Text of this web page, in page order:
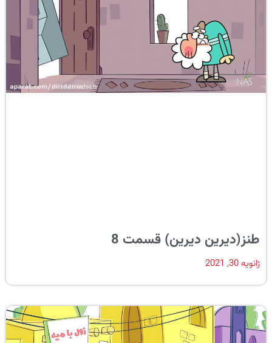
طنز(دیرین دیرین) قسمت 8
ژانویه 30, 2021